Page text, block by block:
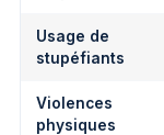
Usage de
stupéfiants
Violences
physiques